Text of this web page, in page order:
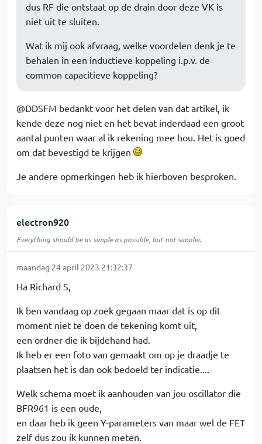
dus RF die ontstaat op de drain door deze VK is
niet uit te sluiten.
Wat ik mij ook afvraag, welke voordelen denk je te
behalen in een inductieve koppeling i.p.v. de
common capacitieve koppeling?
@DDSFM bedankt voor het delen van dat artikel, ik
kende deze nog niet en het bevat inderdaad een groot
aantal punten waar al ik rekening mee hou. Het is goed
om dat bevestigd te krijgen
Je andere opmerkingen heb ik hierboven besproken.
electron920
Everything should be as simple as possible, but not simpler.
maandag 24 april 2023 21:32:37
Ha Richard S,
Ik ben vandaag op zoek gegaan maar dat is op dit
moment niet te doen de tekening komt uit,
een ordner die ik bijdehand had.
Ik heb er een foto van gemaakt om op je draadje te
plaatsen het is dan ook bedoeld ter indicatie....
Welk schema moet ik aanhouden van jou oscillator die
BFR961 is een oude,
en daar heb ik geen Y-parameters van maar wel de FET
zelf dus zou ik kunnen meten.